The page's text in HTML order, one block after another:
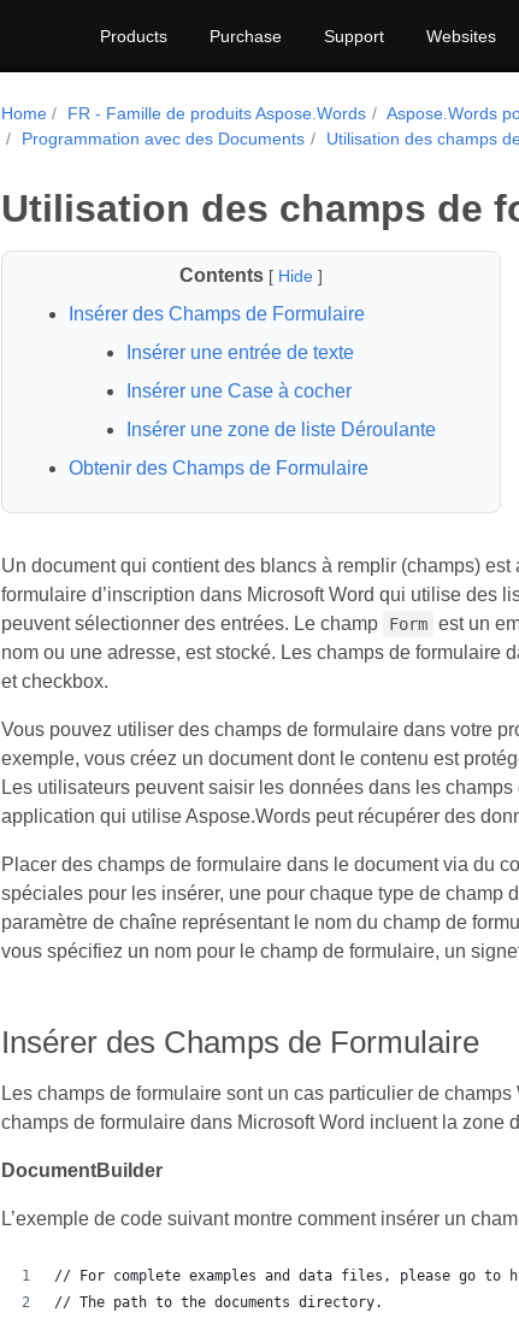
Products Purchase Support Websites
Home FR - Famille de produits Aspose.Words Aspose.Words
Programmation avec des Documents
Utilisation des champs
Utilisation des champs de
Contents[ Hide ]
Insérer des Champs de Formulaire
Insérer une entrée de texte
Insérer une Case à cocher
Insérer une zone de liste Déroulante
Obtenir des Champs de Formulaire
Un document qui contient des blancs à remplir (champs)
formulaire d’inscription dans Microsoft Word qui utilise des
peuvent sélectionner des entrées. Le champ
Form est un
nom ou une adresse, est stocké. Les champs de formulaire
et checkbox.
Vous pouvez utiliser des champs de formulaire dans votre
exemple, vous créez un document dont le contenu est
Les utilisateurs peuvent saisir les données dans les
application qui utilise Aspose.Words peut récupérer des
Placer des champs de formulaire dans le document via du
spéciales pour les insérer, une pour chaque type de champ
paramètre de chaîne représentant le nom du champ de
vous spécifiez un nom pour le champ de formulaire, un
Insérer des Champs de Formulaire
Les champs de formulaire sont un cas particulier de
champs de formulaire dans Microsoft Word incluent la zone
DocumentBuilder
L’exemple de code suivant montre comment insérer un
// For complete examples and data files, please go to
// The path to the documents directory.